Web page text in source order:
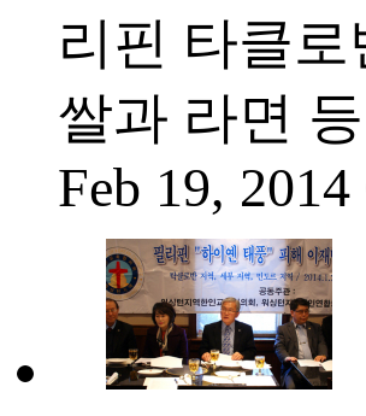
리핀 타클
쌀과 라면
Feb 19,